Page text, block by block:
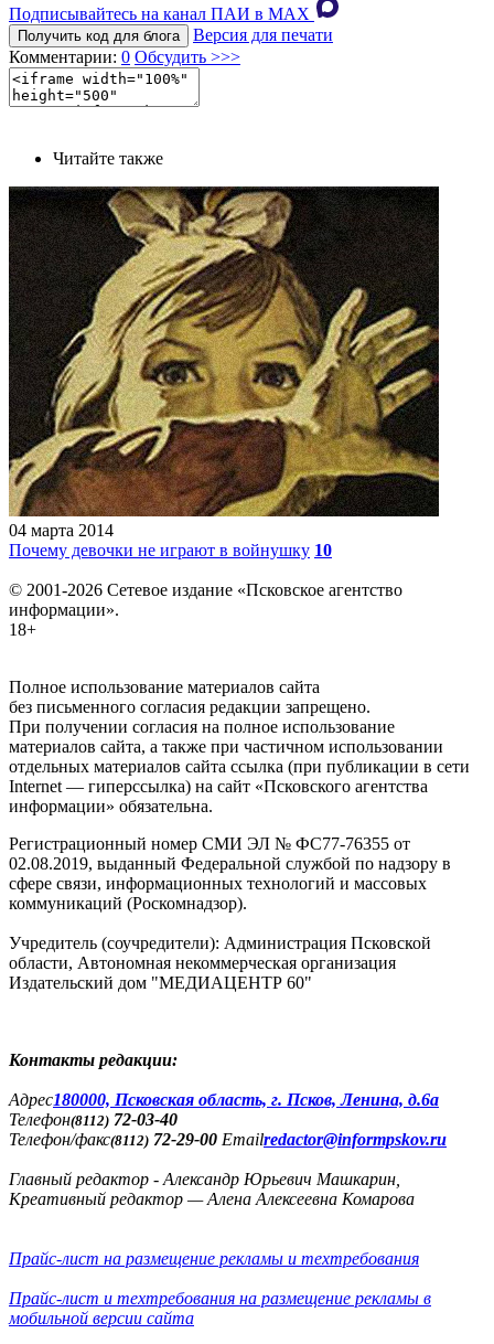
Подписывайтесь на канал ПАИ в MAХ
Получить код для блога
Версия для печати
Комментарии: 0 Обсудить >>>
Читайте также
04 марта 2014
Почему девочки не играют в войнушку 10
© 2001-2026 Сетевое издание «Псковское агентство
информации».
18+
Полное использование материалов сайта
без письменного согласия редакции запрещено.
При получении согласия на полное использование
материалов сайта, а также при частичном использовании
отдельных материалов сайта ссылка (при публикации в сети
Internet — гиперссылка) на сайт «Псковского агентства
информации» обязательна.
Регистрационный номер СМИ ЭЛ № ФС77-76355 от
02.08.2019, выданный Федеральной службой по надзору в
сфере связи, информационных технологий и массовых
коммуникаций (Роскомнадзор).
Учредитель (соучредители): Администрация Псковской
области, Автономная некоммерческая организация
Издательский дом "МЕДИАЦЕНТР 60"
Контакты редакции:
Адреc180000, Псковская область, г. Псков, Ленина, д.6а
Телефон(8112) 72-03-40
Телефон/факс(8112) 72-29-00 Emailredactor@informpskov.ru
Главный редактор - Александр Юрьевич Машкарин,
Креативный редактор — Алена Алексеевна Комарова
Прайс-лист на размещение рекламы и техтребования
Прайс-лист и техтребования на размещение рекламы в
мобильной версии сайта